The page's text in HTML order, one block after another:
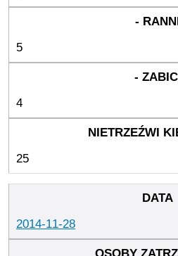
5
4
25
2014-11-28